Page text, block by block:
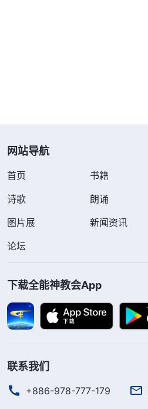
网站导航
首页 书籍
诗歌
朗诵
图片展
新闻资讯
论坛
下载全能神教会App
联系我们
+886-978-777-179